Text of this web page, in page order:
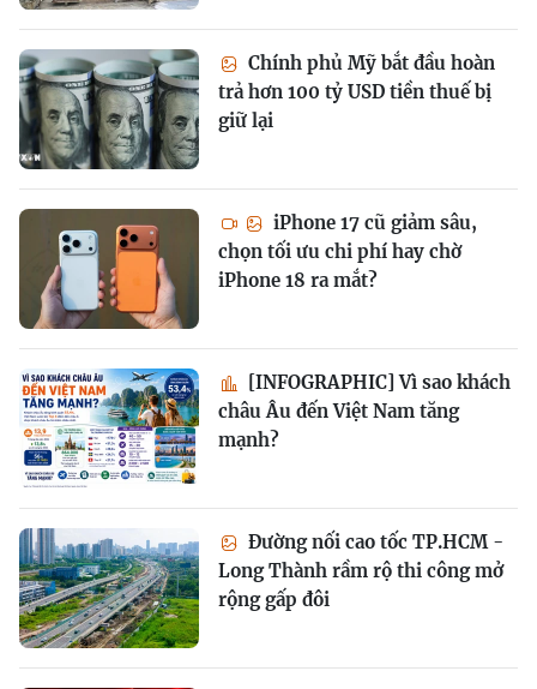
Chính phủ Mỹ bắt đầu hoàn
trả hơn 100 tỷ USD tiền thuế bị
giữ lại
iPhone 17 cũ giảm sâu,
chọn tối ưu chi phí hay chờ
iPhone 18 ra mắt?
[INFOGRAPHIC] Vì sao khách
châu Âu đến Việt Nam tăng
mạnh?
Đường nối cao tốc TP.HCM -
Long Thành rầm rộ thi công mở
rộng gấp đôi